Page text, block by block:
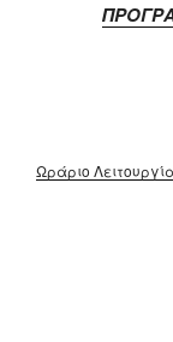
Ωράριο